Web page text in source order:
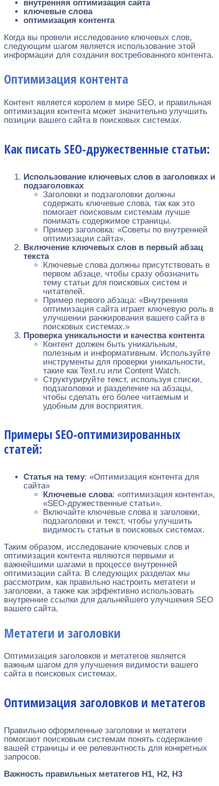
внутренняя оптимизация сайта
ключевые слова
оптимизация контента
Когда вы провели исследование ключевых слов,
следующим шагом является использование этой
информации для создания востребованного контента.
Оптимизация контента
Контент является королем в мире SEO, и правильная
оптимизация контента может значительно улучшить
позиции вашего сайта в поисковых системах.
Как писать SEO-дружественные статьи:
Использование ключевых слов в заголовках и
подзаголовках
Заголовки и подзаголовки должны
содержать ключевые слова, так как это
помогает поисковым системам лучше
понимать содержимое страницы.
Пример заголовка: «Советы по внутренней
оптимизации сайта».
Включение ключевых слов в первый абзац
текста
Ключевые слова должны присутствовать в
первом абзаце, чтобы сразу обозначить
тему статьи для поисковых систем и
читателей.
Пример первого абзаца: «Внутренняя
оптимизация сайта играет ключевую роль в
улучшении ранжирования вашего сайта в
поисковых системах.»
Проверка уникальности и качества контента
Контент должен быть уникальным,
полезным и информативным. Используйте
инструменты для проверки уникальности,
такие как Text.ru или Content Watch.
Структурируйте текст, используя списки,
подзаголовки и разделение на абзацы,
чтобы сделать его более читаемым и
удобным для восприятия.
Примеры SEO-оптимизированных
статей:
Статья на тему: «Оптимизация контента для
сайта»
Ключевые слова: «оптимизация контента»,
«SEO-дружественные статьи».
Включайте ключевые слова в заголовки,
подзаголовки и текст, чтобы улучшить
видимость статьи в поисковых системах.
Таким образом, исследование ключевых слов и
оптимизация контента являются первыми и
важнейшими шагами в процессе внутренней
оптимизации сайта. В следующих разделах мы
рассмотрим, как правильно настроить метатеги и
заголовки, а также как эффективно использовать
внутренние ссылки для дальнейшего улучшения SEO
вашего сайта.
Метатеги и заголовки
Оптимизация заголовков и метатегов является
важным шагом для улучшения видимости вашего
сайта в поисковых системах.
Оптимизация заголовков и метатегов
Правильно оформленные заголовки и метатеги
помогают поисковым системам понять содержание
вашей страницы и ее релевантность для конкретных
запросов.
Важность правильных метатегов H1, H2, H3